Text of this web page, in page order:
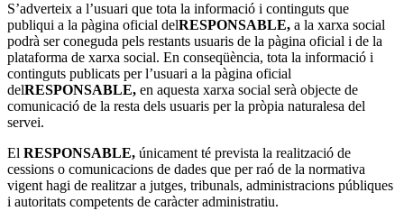
S’adverteix a l’usuari que tota la informació i continguts que
publiqui a la pàgina oficial delRESPONSABLE, a la xarxa social
podrà ser coneguda pels restants usuaris de la pàgina oficial i de la
plataforma de xarxa social. En conseqüència, tota la informació i
continguts publicats per l’usuari a la pàgina oficial
delRESPONSABLE, en aquesta xarxa social serà objecte de
comunicació de la resta dels usuaris per la pròpia naturalesa del
servei.
El RESPONSABLE, únicament té prevista la realització de
cessions o comunicacions de dades que per raó de la normativa
vigent hagi de realitzar a jutges, tribunals, administracions públiques
i autoritats competents de caràcter administratiu.